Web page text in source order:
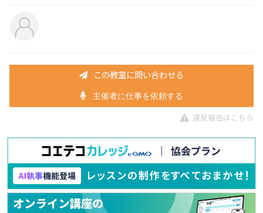
この教室に問い合わせる
主催者に仕事を依頼する
違反報告はこちら